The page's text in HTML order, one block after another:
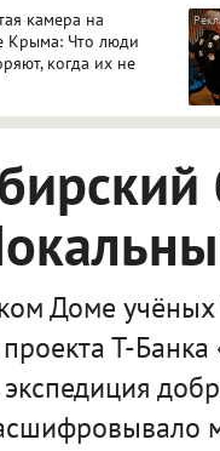
камера на
Крыма: Что люди
когда их не
Доме
Т-